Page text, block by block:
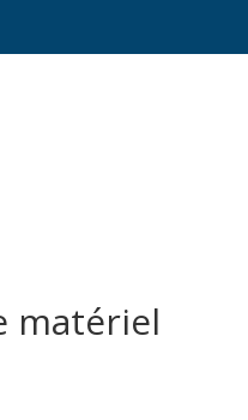
matériel